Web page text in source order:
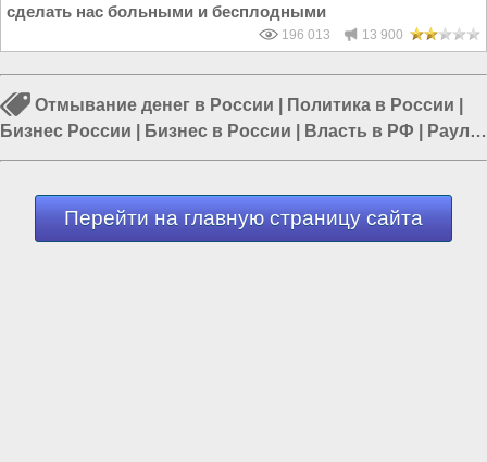
сделать нас больными и бесплодными
196 013 13 900
Отмывание денег в России Политика в России
Бизнес России
Бизнес в России Власть в РФ
Рауль
Арашуков|Депутаты в России
Перейти на главную страницу сайта